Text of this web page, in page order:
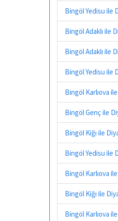
Bingöl Yedisu ile
Bingöl Adaklı ile
Bingöl Adaklı ile
Bingöl Yedisu ile
Bingöl Karlıova
Bingöl Genç ile
Bingöl Kiğı ile
Bingöl Yedisu ile
Bingöl Karlıova
Bingöl Kiğı ile
Bingöl Karlıova